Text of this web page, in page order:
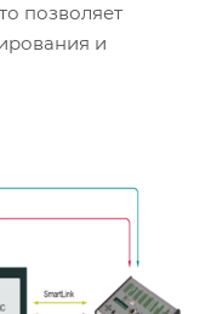
позволяет
и